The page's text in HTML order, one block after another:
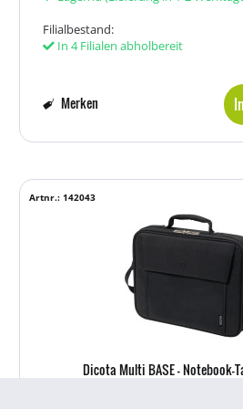
Filialbestand:
In 4 Filialen abholbereit
Merken
Dicota Multi BASE - Notebook-
Artnr.: 142043